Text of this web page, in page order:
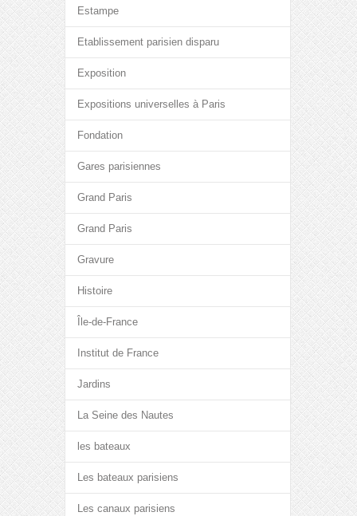
Estampe
Etablissement parisien disparu
Exposition
Expositions universelles à Paris
Fondation
Gares parisiennes
Grand Paris
Grand Paris
Gravure
Histoire
Île-de-France
Institut de France
Jardins
La Seine des Nautes
les bateaux
Les bateaux parisiens
Les canaux parisiens